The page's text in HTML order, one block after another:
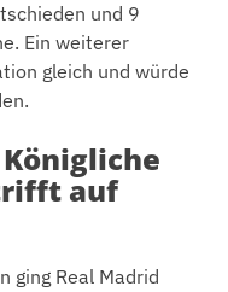
und 9
Ein weiterer
gleich und würde
auf
ging Real Madrid